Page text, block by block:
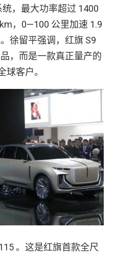
，最大功率超过 1400
，0—100 公里加速 1.9
徐留平强调，红旗 S9
，而是一款真正量产的
球客户。
。这是红旗首款全尺